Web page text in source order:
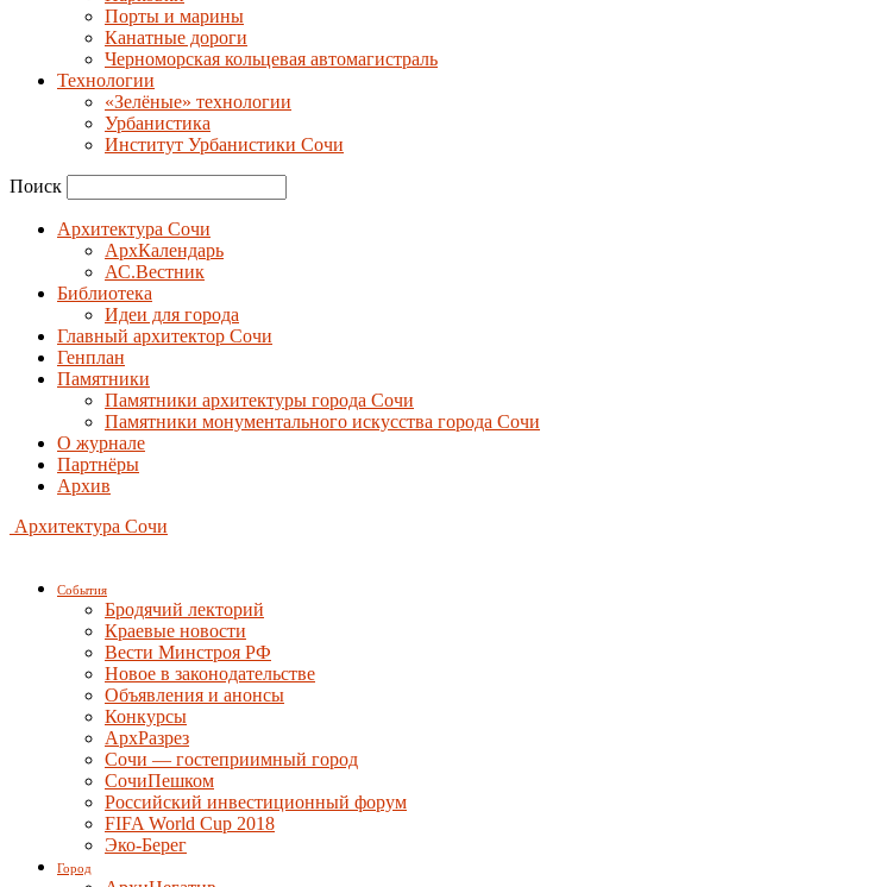
Порты и марины
Канатные дороги
Черноморская кольцевая автомагистраль
Технологии
«Зелёные» технологии
Урбанистика
Институт Урбанистики Сочи
Поиск
Архитектура Сочи
АрхКалендарь
АС.Вестник
Библиотека
Идеи для города
Главный архитектор Сочи
Генплан
Памятники
Памятники архитектуры города Сочи
Памятники монументального искусства города Сочи
О журнале
Партнёры
Архив
Архитектура Сочи
События
Бродячий лекторий
Краевые новости
Вести Минстроя РФ
Новое в законодательстве
Объявления и анонсы
Конкурсы
АрхРазрез
Сочи — гостеприимный город
СочиПешком
Российский инвестиционный форум
FIFA World Cup 2018
Эко-Берег
Город